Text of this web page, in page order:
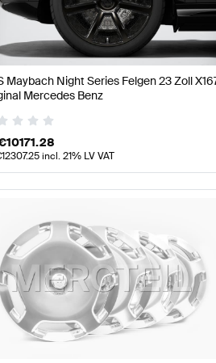
W177 Modellpflege Tuning
AMG GLS-Klasse X167
Maybach Night Series Felgen 23 Zoll
Mercedes Benz
10171.28
12307.25incl. 21% LV VAT